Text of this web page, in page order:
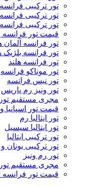
تور ترکیبی فرانسه
تور ترکیبی فرانسه
تور ترکیبی
قیمت تور
تور فرانسه آلمان
تور فرانسه بلژیک
تور فرانسه هلند
تور موناکو فرانسه
تور نیس فرانسه
تور ونیز رم پاریس
مجری مستقیم
قیمت تور اسپانیا و
تور ایتالیا رم
تور ایتالیا سیسیل
تور ترکیبی ایتالیا
تور ترکیبی یونان و
تور رم ونیز
مجری مستقیم تور
قیمت تور فرانسه